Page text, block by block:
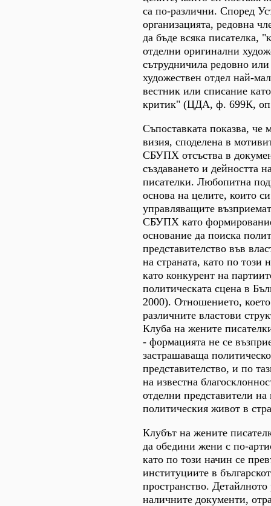
са по-различни. Според
организацията, редовна
да бъде всяка писателка,
отделни оригинални
сътрудничила редовно или
художествен отдел най-
вестник или списание
критик" (ЦДА, ф. 699К,
Съпоставката показва, че
визия, споделена в
СБУПХ отсъства в
създаването и дейността
писателки. Любопитна
основа на целите, които
управляващите
СБУПХ като
основание да поиска
представителство във
на страната, като по този
като конкурент на
политическата сцена в
2000). Отношението,
различните властови
Клуба на жените
- формацията не се
застрашаваща
представителство, и по
на известна
отделни представители на
политическия живот в
Клубът на жените
да обедини жени с по-
като по този начин се
институциите в
пространство. Детайлното
наличните документи,